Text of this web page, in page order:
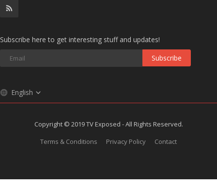
Subscribe here to get interesting stuff and updates!
Subscribe
English
Copyright © 2019 TV Exposed - All Rights Reserved.
Terms & Conditions
Privacy Policy Contact